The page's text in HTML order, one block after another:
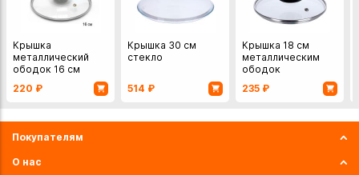
Крышка
металлический
ободок 16 см
220 ₽
Крышка 30 см
стекло
514 ₽
Крышка 18 см
металлическим
ободок
235 ₽
Покупателям
О нас